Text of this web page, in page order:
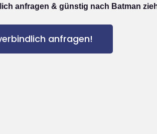
anfragen & günstig nach Batman
anfragen!